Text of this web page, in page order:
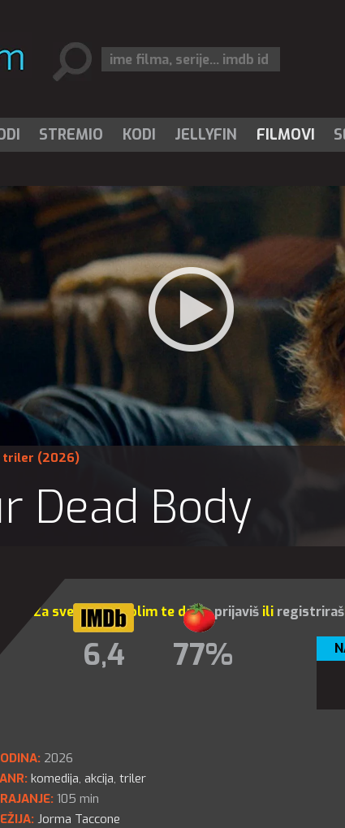
STREMIO KODI JELLYFIN FILMOVI
triler (2026)
Dead Body
Za sve opcije molim te da seprijaviš ili registriraš
6,4 77%
2026
komedija, akcija, triler
105 min
Jorma Taccone